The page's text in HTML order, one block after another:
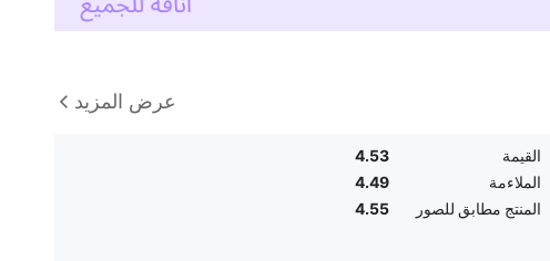
عرض المزيد
القيمة
4.53
الملاءمة
4.49
المنتج مطابق للصور
4.55